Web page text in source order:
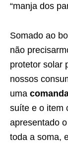
“manja dos
Somado ao
não
protetor solar
nossos
uma
suíte e o item
apresentado
toda a soma,